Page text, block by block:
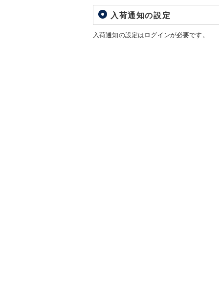
入荷通知の設定
入荷通知の設定はログインが必要です。